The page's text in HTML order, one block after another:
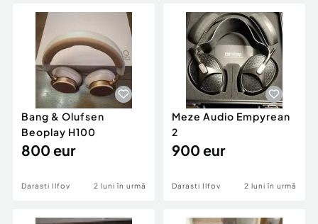
Servicii
Animale de companie
Afaceri și echipamente profesionale
Inchiriere Bunuri si Vehicule
Utilaje agricole si industriale
Piese auto si accesorii
Dacia Duster
Bang & Olufsen
Beoplay H100
800 eur
Darasti Ilfov 2 luni în urmă
Meze Audio Empyrean
2
900 eur
Darasti Ilfov 2 luni în urmă